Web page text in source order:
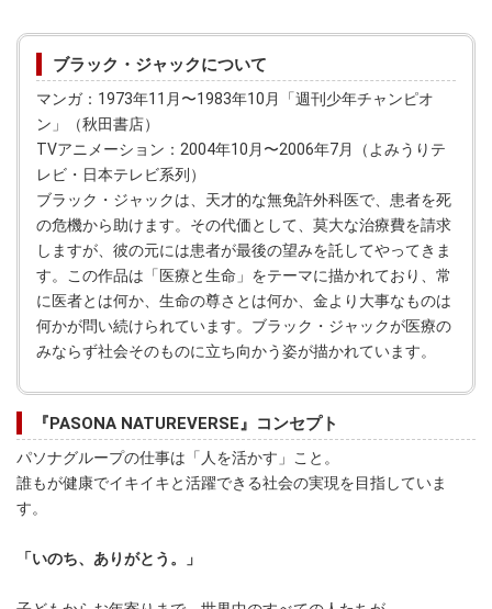
ブラック・ジャックについて
マンガ：1973年11月〜1983年10月「週刊少年チャンピオ
ン」（秋田書店）
TVアニメーション：2004年10月〜2006年7月（よみうりテ
レビ・日本テレビ系列）
ブラック・ジャックは、天才的な無免許外科医で、患者を死
の危機から助けます。その代価として、莫大な治療費を請求
しますが、彼の元には患者が最後の望みを託してやってきま
す。この作品は「医療と生命」をテーマに描かれており、常
に医者とは何か、生命の尊さとは何か、金より大事なものは
何かが問い続けられています。ブラック・ジャックが医療の
みならず社会そのものに立ち向かう姿が描かれています。
『PASONA NATUREVERSE』コンセプト
パソナグループの仕事は「人を活かす」こと。
誰もが健康でイキイキと活躍できる社会の実現を目指していま
す。
「いのち、ありがとう。」